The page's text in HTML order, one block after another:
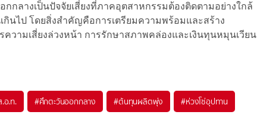
กลางเป็นปัจจัยเสี่ยงที่ภาคอุตสาหกรรมต้องติดตามอย่างใกล้
นไป โดยสิ่งสำคัญคือการเตรียมความพร้อมและสร้าง
วามเสี่ยงล่วงหน้า การรักษาสภาพคล่องและเงินทุนหมุนเวียน
อ.ท. #ศึกตะวันออกกลาง #ต้นทุนผลิตพุ่ง #ห่วงโซ่อุปทาน